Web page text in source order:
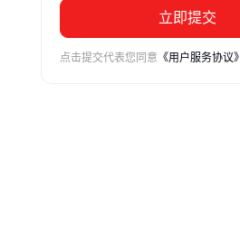
立即提交
点击提交代表您同意 《用户服务协议》